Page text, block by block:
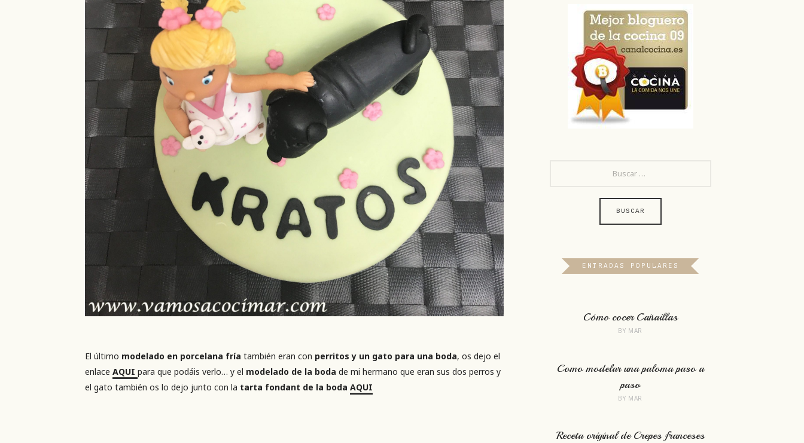
El último modelado en porcelana fría también eran con perritos y un gato para una boda, os dejo el
enlace AQUI para que podáis verlo… y el modelado de la boda de mi hermano que eran sus dos perros y
el gato también os lo dejo junto con la tarta fondant de la boda AQUI
ENTRADAS POPULARES
Cómo cocer Cañaillas
BY MAR
Como modelar una paloma paso a
paso
BY MAR
Receta original de Crepes franceses